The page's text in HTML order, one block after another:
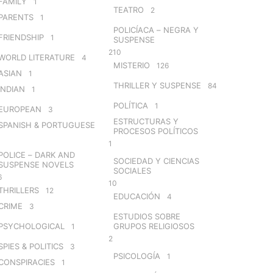
1
1
LITERATURE 4
1
1
3
& PORTUGUESE
– DARK AND
NOVELS
12
3
1
& POLITICS 3
1
TEATRO 2
POLICÍACA – NEGRA Y
SUSPENSE
210
MISTERIO 126
THRILLER Y SUSPENSE 84
POLÍTICA 1
ESTRUCTURAS Y
PROCESOS POLÍTICOS
1
SOCIEDAD Y CIENCIAS
SOCIALES
10
EDUCACIÓN 4
ESTUDIOS SOBRE
GRUPOS RELIGIOSOS
2
PSICOLOGÍA 1